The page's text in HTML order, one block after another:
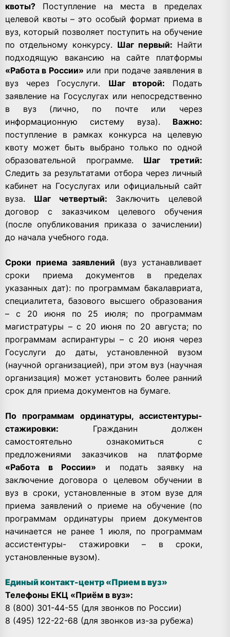
квоты? Поступление на места в пределах
целевой квоты – это особый формат приема в
вуз, который позволяет поступить на обучение
по отдельному конкурсу. Шаг первый: Найти
подходящую вакансию на сайте платформы
«Работа в России» или при подаче заявления в
вуз через Госуслуги. Шаг второй: Подать
заявление на Госуслугах или непосредственно
в вуз (лично, по почте или через
информационную систему вуза). Важно:
поступление в рамках конкурса на целевую
квоту может быть выбрано только по одной
образовательной программе. Шаг третий:
Следить за результатами отбора через личный
кабинет на Госуслугах или официальный сайт
вуза. Шаг четвертый: Заключить целевой
договор с заказчиком целевого обучения
(после опубликования приказа о зачислении)
до начала учебного года.
Сроки приема заявлений (вуз устанавливает
сроки приема документов в пределах
указанных дат): по программам бакалавриата,
специалитета, базового высшего образования
– с 20 июня по 25 июля; по программам
магистратуры – с 20 июня по 20 августа; по
программам аспирантуры – с 20 июня через
Госуслуги до даты, установленной вузом
(научной организацией), при этом вуз (научная
организация) может установить более ранний
срок для приема документов на бумаге.
По программам ординатуры, ассистентуры-
стажировки: Гражданин должен
самостоятельно ознакомиться с
предложениями заказчиков на платформе
«Работа в России» и подать заявку на
заключение договора о целевом обучении в
вуз в сроки, установленные в этом вузе для
приема заявлений о приеме на обучение (по
программам ординатуры прием документов
начинается не ранее 1 июля, по программам
ассистентуры- стажировки – в сроки,
установленные вузом).
Единый контакт-центр «Прием в вуз»
Телефоны ЕКЦ «Приём в вуз»:
8 (800) 301-44-55 (для звонков по России)
8 (495) 122-22-68 (для звонков из-за рубежа)